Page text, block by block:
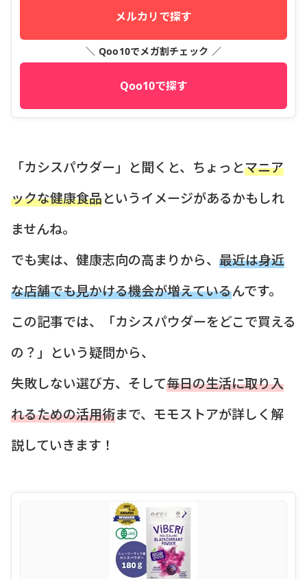
メルカリで探す
＼ Qoo10でメガ割チェック ／
Qoo10で探す
「カシスパウダー」と聞くと、ちょっとマニア
ックな健康食品というイメージがあるかもしれ
ませんね。
でも実は、健康志向の高まりから、 最近は身近
な店舗でも見かける機会が増えているんです。
この記事では、「カシスパウダーをどこで買える
の？」という疑問から、
失敗しない選び方、そして毎日の生活に取り入
れるための活用術まで、モモストアが詳しく解
説していきます！